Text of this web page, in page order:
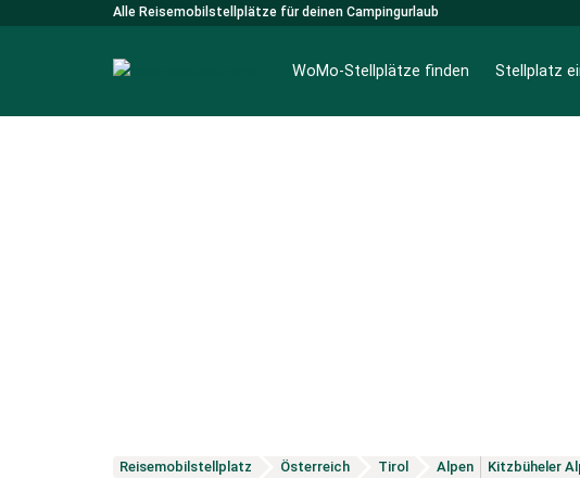
Alle Reisemobilstellplätze für deinen Campingurlaub
WoMo-Stellplätze finden Stellplatz
Reisemobilstellplatz Österreich Tirol Alpen Kitzbüheler